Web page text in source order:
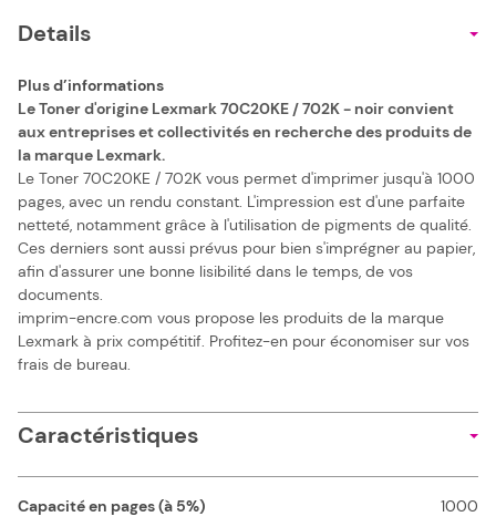
Details
Plus d’informations
Le Toner d'origine Lexmark 70C20KE / 702K - noir convient
aux entreprises et collectivités en recherche des produits de
la marque Lexmark.
Le Toner 70C20KE / 702K vous permet d'imprimer jusqu'à 1000
pages, avec un rendu constant. L'impression est d'une parfaite
netteté, notamment grâce à l'utilisation de pigments de qualité.
Ces derniers sont aussi prévus pour bien s'imprégner au papier,
afin d'assurer une bonne lisibilité dans le temps, de vos
documents.
imprim-encre.com vous propose les produits de la marque
Lexmark à prix compétitif. Profitez-en pour économiser sur vos
frais de bureau.
Caractéristiques
Capacité en pages (à 5%) 1000